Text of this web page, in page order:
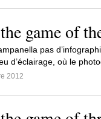
game of
pas
d’éclairage, où le
2012